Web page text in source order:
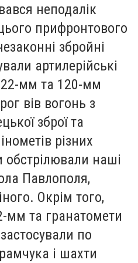
неподалік
прифронтового
збройні
артилерійські
мм та 120-мм
вів вогонь з
зброї та
різних
обстрілювали наші
Павлополя,
Окрім того,
мм та гранатомети
по
і шахти